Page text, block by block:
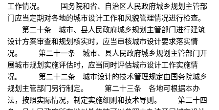
工作情况。 国务院和省、自治区人民政府城乡规划主管部
门应当定期对各地的城市设计工作和风貌管理情况进行检查。
第二十条 城市、县人民政府城乡规划主管部门进行建筑
设计方案审查和规划核实时，应当审核城市设计要求落实情
况。 第二十一条 城市、县人民政府城乡规划主管部门开
展城市规划实施评估时，应当同时评估城市设计工作实施情
况。 第二十二条 城市设计的技术管理规定由国务院城乡
规划主管部门另行制定。 第二十三条 各地可根据本办
法，按照实际情况，制定实施细则和技术导则。 第二十四